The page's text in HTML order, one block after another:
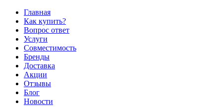
Главная
Как купить?
Вопрос ответ
Услуги
Совместимость
Бренды
Доставка
Акции
Отзывы
Блог
Новости